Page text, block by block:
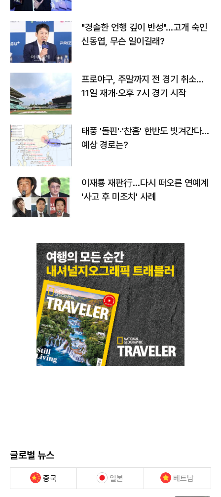
"경솔한 언행 깊이 반성"…고개 숙인
신동엽, 무슨 일이길래?
프로야구, 주말까지 전 경기 취소…
11일 재개·오후 7시 경기 시작
태풍 '돌핀'·'찬홈' 한반도 빗겨간다…
예상 경로는?
이재룡 재판行…다시 떠오른 연예계
'사고 후 미조치' 사례
글로벌 뉴스
중국 일본 베트남